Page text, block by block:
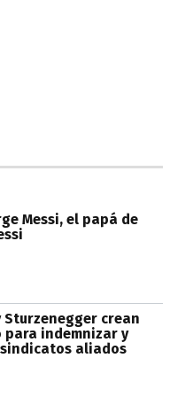
Messi, el papá de
Sturzenegger crean
para indemnizar y
aliados